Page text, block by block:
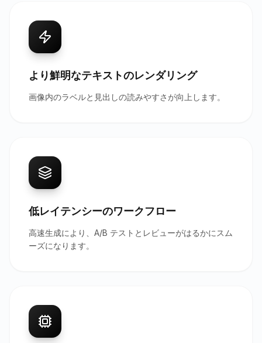
より鮮明なテキストのレンダリング
画像内のラベルと見出しの読みやすさが向上します。
低レイテンシーのワークフロー
高速生成により、A/B テストとレビューがはるかにスム
ーズになります。